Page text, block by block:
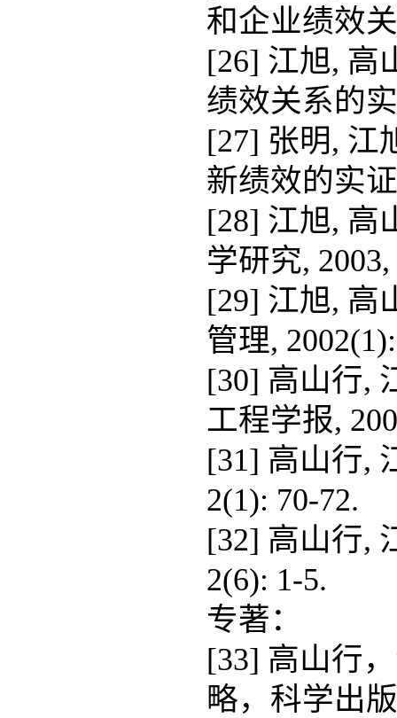
和企业绩效
[26] 江旭, 高
绩效关系的
[27] 张明, 江
新绩效的实
[28] 江旭, 高
学研究,
[29] 江旭, 高
管理,
[30] 高山行,
工程学报,
[31] 高山行,
2(1): 70-72.
[32] 高山行,
2(6): 1-5.
专著：
[33] 高山行
略，科学出